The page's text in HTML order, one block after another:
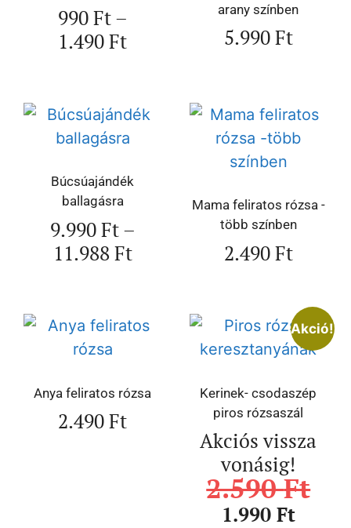
990Ft–
1.490Ft
arany színben
5.990Ft
Búcsúajándék
ballagásra
9.990Ft–
11.988 Ft
Mama feliratos rózsa -
több színben
2.490Ft
Anya feliratos rózsa
2.490Ft
Akció!
Kerinek- csodaszép
piros rózsaszál
Akciós vissza
vonásig!
2.590Ft
1.990 Ft